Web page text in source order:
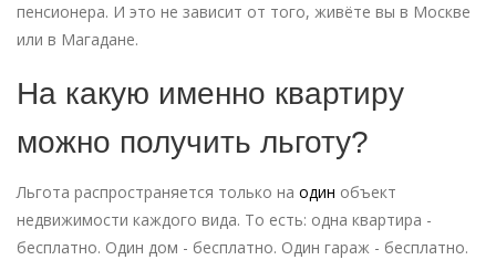
пенсионера. И это не зависит от того, живёте вы в Москве
или в Магадане.
На какую именно квартиру
можно получить льготу?
Льгота распространяется только на один объект
недвижимости каждого вида. То есть: одна квартира -
бесплатно. Один дом - бесплатно. Один гараж - бесплатно.